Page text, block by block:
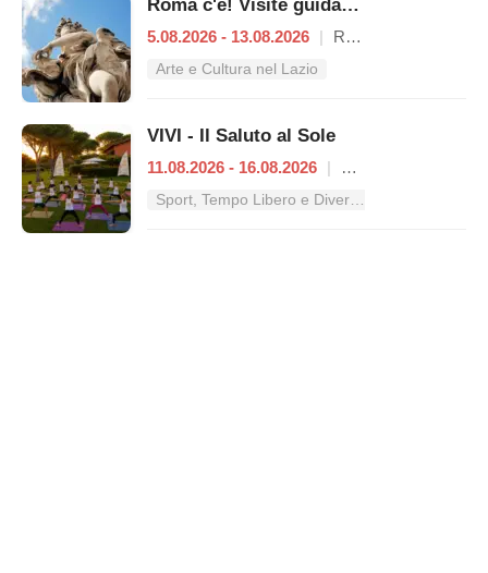
Roma c'è! Visite guidate (anche per bambini) dal 5 al 13 agosto 2026
5.08.2026 - 13.08.2026 | Roma
Arte e Cultura nel Lazio
VIVI - Il Saluto al Sole
11.08.2026 - 16.08.2026 |
Sport, Tempo Libero e Divertimento nel Lazio